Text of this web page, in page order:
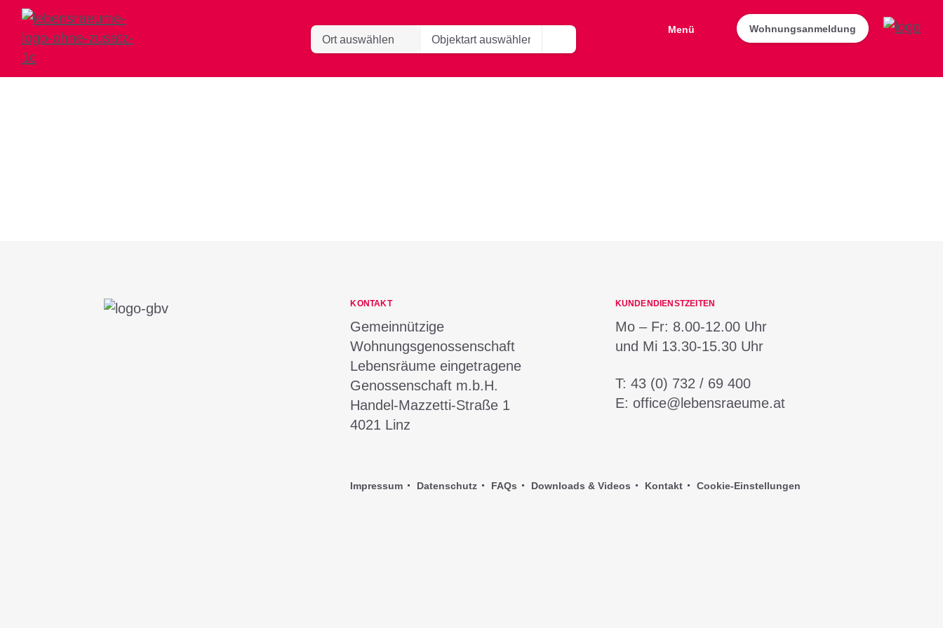
Menü Wohnungsanmeldung
Freiwaldanger 4
KONTAKT
Gemeinnützige
Wohnungsgenossenschaft
Lebensräume eingetragene
Genossenschaft m.b.H.
Handel-Mazzetti-Straße 1
4021 Linz
KUNDENDIENSTZEITEN
Mo – Fr: 8.00-12.00 Uhr
und Mi 13.30-15.30 Uhr
T: 43 (0) 732 / 69 400
E: office@lebensraeume.at
Impressum Datenschutz FAQs Downloads & Videos Kontakt Cookie-Einstellungen